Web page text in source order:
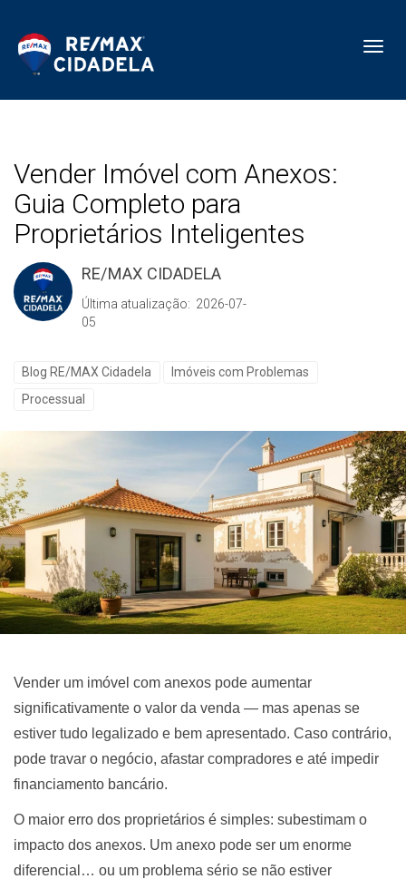
Vender Imóvel com Anexos:
Guia Completo para
Proprietários Inteligentes
RE/MAX CIDADELA
Última atualização: 2026-07-
05
Blog RE/MAX Cidadela
Imóveis com Problemas
Processual
Vender um imóvel com anexos pode aumentar
significativamente o valor da venda — mas apenas se
estiver tudo legalizado e bem apresentado. Caso contrário,
pode travar o negócio, afastar compradores e até impedir
financiamento bancário.
O maior erro dos proprietários é simples: subestimam o
impacto dos anexos. Um anexo pode ser um enorme
diferencial… ou um problema sério se não estiver